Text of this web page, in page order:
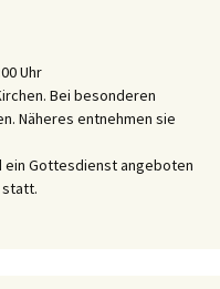
Uhr
Bei besonderen
Näheres entnehmen sie
ein Gottesdienst angeboten
statt.